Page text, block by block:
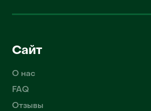
Сайт
О нас
FAQ
Отзывы